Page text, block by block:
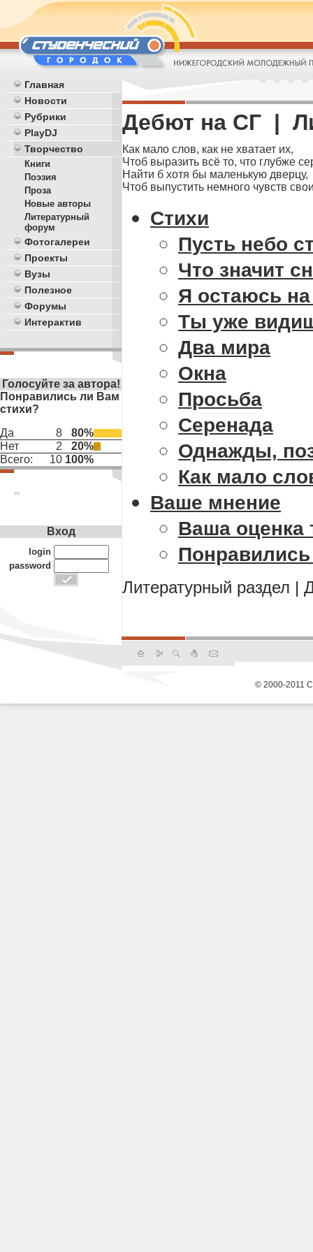
Главная
Новости
Рубрики
PlayDJ
Творчество
Книги
Поэзия
Проза
Новые авторы
Литературный
форум
Фотогалереи
Проекты
Вузы
Полезное
Форумы
Интерактив
Голосуйте за автора!
Понравились ли Вам
стихи?
Да
8
80%
Нет
2
20%
Всего:
10 100%
**
Дебют на СГ |
Как мало слов, как не хватает их,
Чтоб выразить всё то, что глубже
Найти б хотя бы маленькую дверцу,
Чтоб выпустить немного чувств
Стихи
Пусть небо
Что значит
Я остаюсь
Ты уже
Два мира
Окна
Просьба
Серенада
Однажды,
Как мало
Ваше мнение
Ваша оценка
Литературный раздел |
Вход
login
password
© 2000-2011